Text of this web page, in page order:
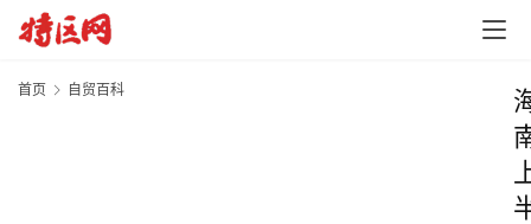
首页 自贸百科